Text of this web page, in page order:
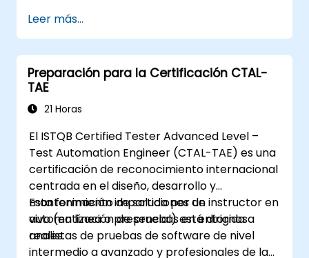
crear soluciones de automatización
eficientes y flexibles.
Diseñar y desarrollar marcos
(frameworks) de automatización
mejores prácticas de la industria.
Leer más...
Preparación para la Certificación CTAL-
TAE
21 Horas
El ISTQB Certified Tester Advanced Level –
Test Automation Engineer (CTAL-TAE) es una
certificación de reconocimiento internacional
centrada en el diseño, desarrollo y
mantenimiento de soluciones de
automatización de pruebas en entornos
reales.
Esta formación impartida por un instructor en
vivo (en línea o presencial) está dirigida a
analistas de pruebas de software de nivel
intermedio a avanzado y profesionales de la